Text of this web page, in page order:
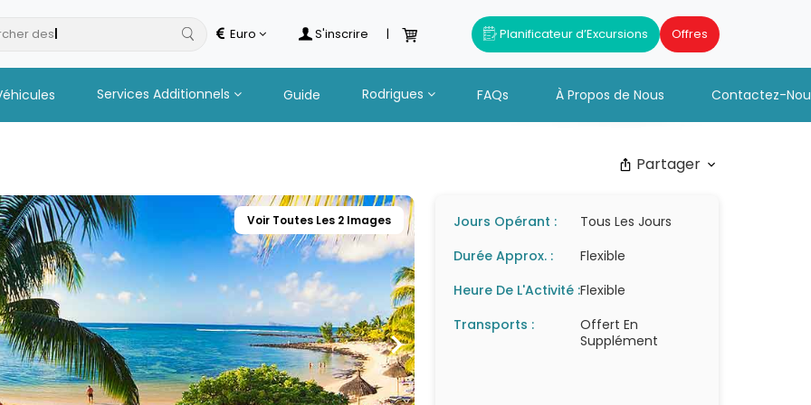
dessafaris Euro S'inscrire | Planificateur d’Excursions Offres
Services Additionnels Guide Rodrigues FAQs À Propos de Nous Contactez-
Partager
Voir Toutes Les 2 Images Jours Opérant :
Tous Les Jours
Durée Approx. :
Flexible
Heure De L'Activité :Flexible
Transports :
Offert En
Supplément